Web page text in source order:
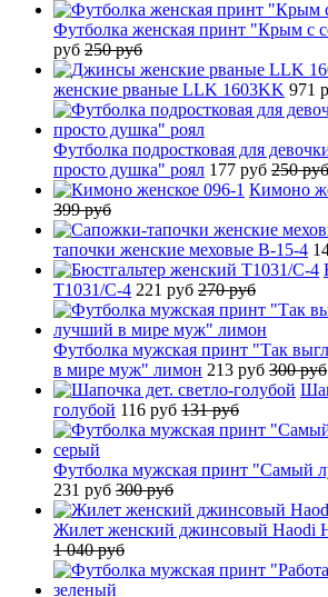
Футболка женская принт "Крым с
руб 250 руб
женские рваные LLK 1603KK 971
Футболка подростковая для
просто душка" роял 177 руб 250 руб
Кимоно
399 руб
тапочки женские меховые B-15-4
T1031/C-4 221 руб 270 руб
Футболка мужская принт "Так
в мире муж" лимон 213 руб 300 руб
голубой 116 руб 131 руб
Футболка мужская принт "Самый
231 руб 300 руб
Жилет женский джинсовый Haodi
1 040 руб